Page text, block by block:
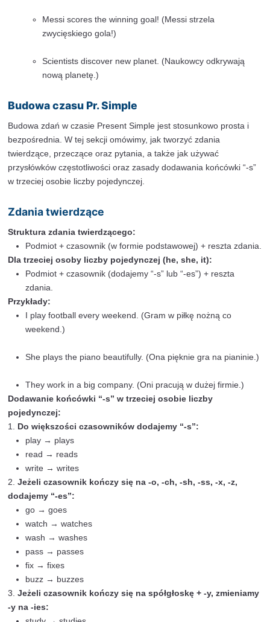
Niektóre czasowniki, takie jak believe, know,
Stosuje się je w Present Simple.
She likes chocolate. (Ona lubi czekoladę.)
I believe in ghosts. (Wierzę w duchy.)
Komentarze sportowe, nagłówki i narracja w
teraźniejszym
prasowych, relacjach sportowych oraz w
Messi scores the winning goal! (Messi strzela
zwycięskiego gola!)
nową planetę.)
Budowa czasu Pr. Simple
Budowa zdań w czasie Present Simple jest
bezpośrednia. W tej sekcji omówimy, jak tworzyć
twierdzące, przeczące oraz pytania, a także jak
przysłówków częstotliwości oraz zasady dodawania
w trzeciej osobie liczby pojedynczej.